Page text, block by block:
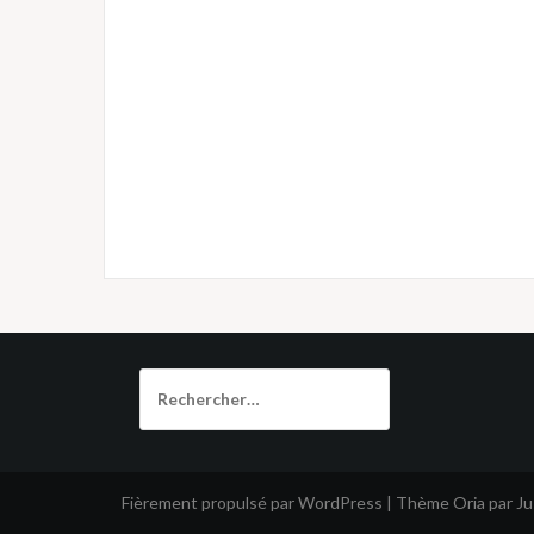
Fièrement propulsé par WordPress | Thème Oria par